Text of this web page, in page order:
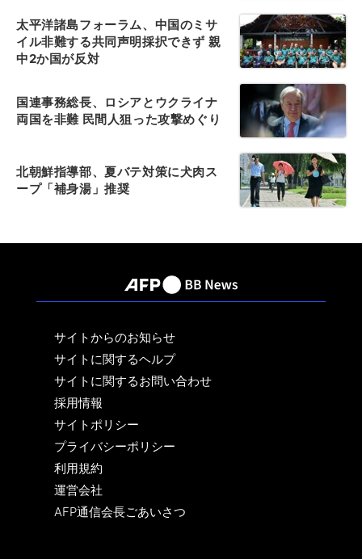
太平洋諸島フォーラム、中国のミサ
イル非難する共同声明採択できず 親
中2か国が反対
国連事務総長、ロシアとウクライナ
両国を非難 民間人狙った攻撃めぐり
北朝鮮指導部、夏バテ対策に犬肉ス
ープ「補身湯」推奨
サイトからのお知らせ
サイトに関するヘルプ
サイトに関するお問い合わせ
採用情報
サイトポリシー
プライバシーポリシー
利用規約
運営会社
AFP通信会長ごあいさつ